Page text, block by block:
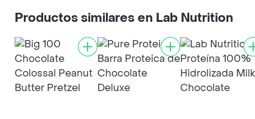
Productos similares en Lab Nutrition